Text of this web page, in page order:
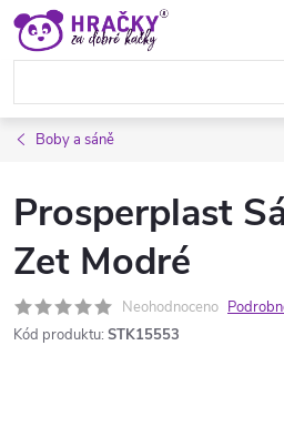
Přejít
obsah
Boby a sáně
Prosperplast
Zet Modré
Neohodnoceno
Kód produktu: STK15553